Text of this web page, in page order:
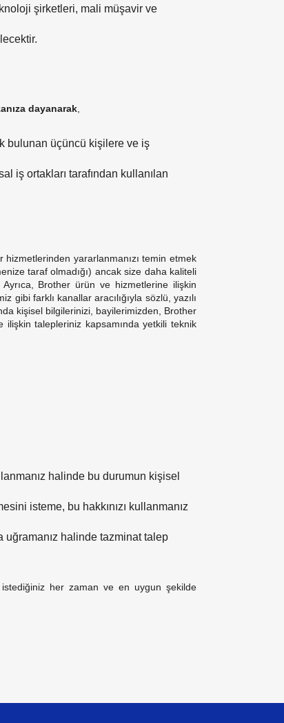
şirketleri, mali müşavir ve
dayanarak
bulunan üçüncü kişilere ve iş
iş ortakları tarafından kullanılan
yararlanmanızı temin etmek
taraf olmadığı) ancak size daha kaliteli
Brother ürün ve hizmetlerine ilişkin
farklı kanallar aracılığıyla sözlü, yazılı
kişisel bilgilerinizi, bayilerimizden, Brother
talepleriniz kapsamında yetkili teknik
halinde bu durumun kişisel
isteme, bu hakkınızı kullanmanız
uğramanız halinde tazminat talep
istediğiniz her zaman ve en uygun şekilde